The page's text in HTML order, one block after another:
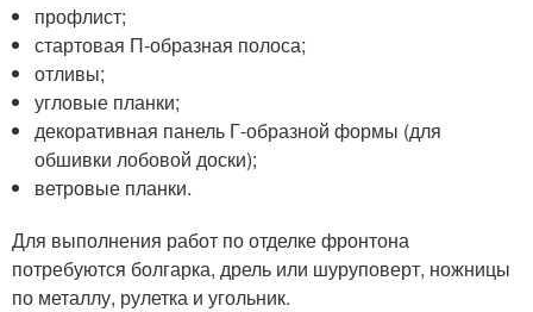
профлист;
стартовая П-образная полоса;
отливы;
угловые планки;
декоративная панель Г-образной формы (для
обшивки лобовой доски);
ветровые планки.
Для выполнения работ по отделке фронтона
потребуются болгарка, дрель или шуруповерт, ножницы
по металлу, рулетка и угольник.